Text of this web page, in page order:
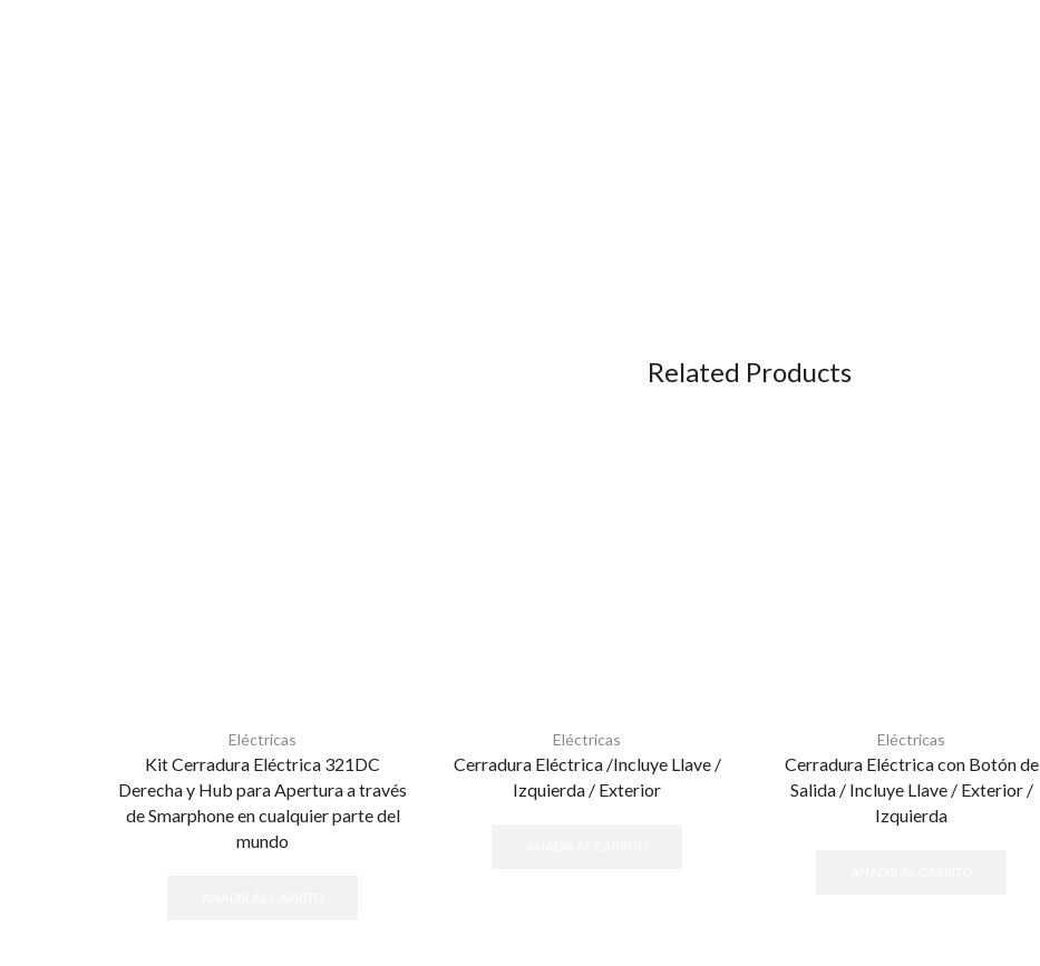
Related Products
Eléctricas
Kit Cerradura Eléctrica 321DC
Derecha y Hub para Apertura a través
de Smarphone en cualquier parte del
mundo
Eléctricas
Cerradura Eléctrica /Incluye Llave /
Izquierda / Exterior
Eléctricas
Cerradura Eléctrica con Botón de
Salida / Incluye Llave / Exterior /
Izquierda